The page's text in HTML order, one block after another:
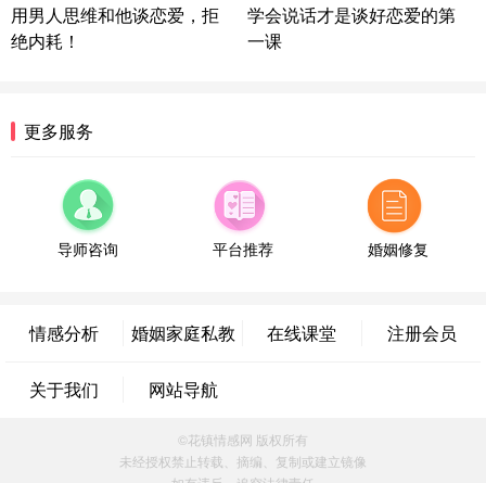
微信用户 逆光下的微笑 通过此页面咨询，已获得专
山东-青岛 138****9975
7分钟前
微信用户 小任性 通过此页面咨询，已获得专属情感
属情感方案
微信用户 墨笙 通过此页面咨询，已获得专属情感方
案
微信用户 谢思明 通过此页面咨询，已获得专属情感
方案
用男人思维和他谈恋爱，拒
绝内耗！
学会说话才是谈好恋爱的第
一课
更多服务
导师咨询 平台推荐 婚姻修复
情感分析 婚姻家庭私教 在线课堂 注册会员
关于我们 网站导航
©花镇情感网 版权所有
未经授权禁止转载、摘编、复制或建立镜像